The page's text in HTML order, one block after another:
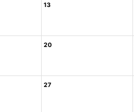
13
20
27